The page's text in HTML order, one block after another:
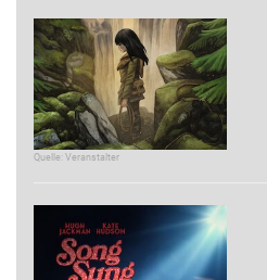
Quelle: Veranstalter